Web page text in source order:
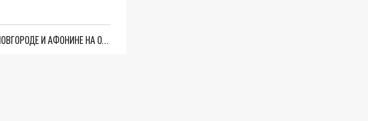
БОЛЕЕ 1000 ДОМОВ ОСТАНУТСЯ БЕЗ ХОЛОДНОЙ ВОДЫ В НИЖНЕМ НОВГОРОДЕ И АФОНИНЕ НА ОДНУ НОЧЬ